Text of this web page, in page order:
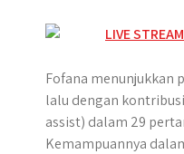
Fofana menunjukkan
lalu dengan
assist) dalam 29
Kemampuannya